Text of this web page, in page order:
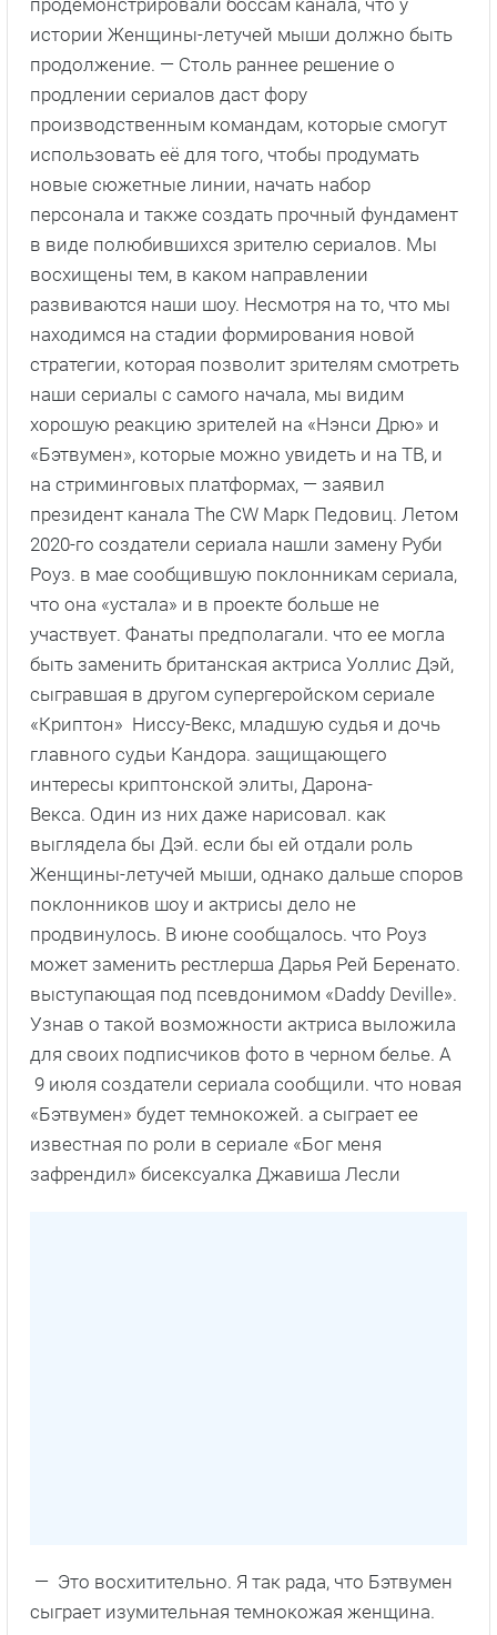
продемонстрировали боссам канала, что у
истории Женщины-летучей мыши должно быть
продолжение. — Столь раннее решение о
продлении сериалов даст фору
производственным командам, которые смогут
использовать её для того, чтобы продумать
новые сюжетные линии, начать набор
персонала и также создать прочный фундамент
в виде полюбившихся зрителю сериалов. Мы
восхищены тем, в каком направлении
развиваются наши шоу. Несмотря на то, что мы
находимся на стадии формирования новой
стратегии, которая позволит зрителям смотреть
наши сериалы с самого начала, мы видим
хорошую реакцию зрителей на «Нэнси Дрю» и
«Бэтвумен», которые можно увидеть и на ТВ, и
на стриминговых платформах, — заявил
президент канала The CW Марк Педовиц. Летом
2020-го создатели сериала нашли замену Руби
Роуз. в мае сообщившую поклонникам сериала,
что она «устала» и в проекте больше не
участвует. Фанаты предполагали. что ее могла
быть заменить британская актриса Уоллис Дэй,
сыгравшая в другом супергеройском сериале
«Криптон» Ниссу-Векс, младшую судья и дочь
главного судьи Кандора. защищающего
интересы криптонской элиты, Дарона-
Векса. Один из них даже нарисовал. как
выглядела бы Дэй. если бы ей отдали роль
Женщины-летучей мыши, однако дальше споров
поклонников шоу и актрисы дело не
продвинулось. В июне сообщалось. что Роуз
может заменить рестлерша Дарья Рей Беренато.
выступающая под псевдонимом «Daddy Deville».
Узнав о такой возможности актриса выложила
для своих подписчиков фото в черном белье. А
9 июля создатели сериала сообщили. что новая
«Бэтвумен» будет темнокожей. а сыграет ее
известная по роли в сериале «Бог меня
зафрендил» бисексуалка Джавиша Лесли
— Это восхитительно. Я так рада, что Бэтвумен
сыграет изумительная темнокожая женщина.